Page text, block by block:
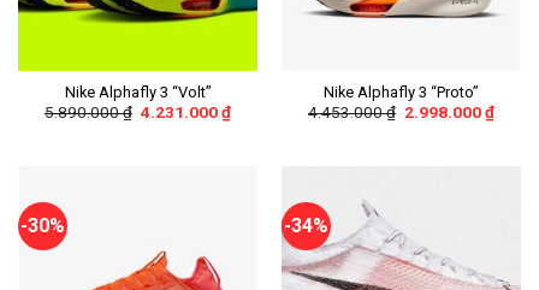
Nike Alphafly 3 “Volt”
5.890.000₫ 4.231.000₫
Nike Alphafly 3 “Proto”
4.453.000₫ 2.998.000₫
-30% -34%